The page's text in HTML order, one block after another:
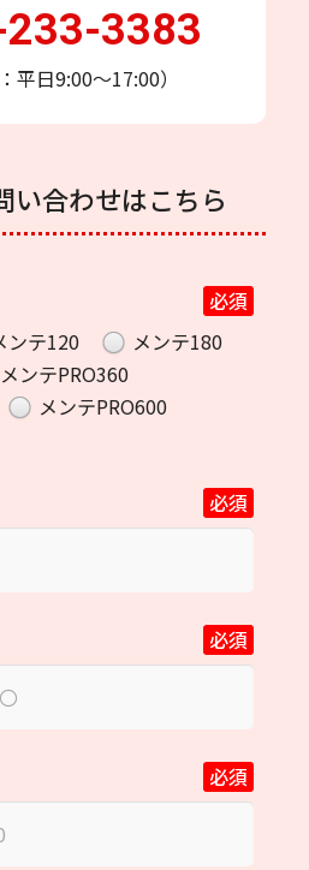
3383
平日9:00〜17:00）
い合わせはこちら
必須
ンテ120
メンテ180
メンテPRO360
メンテPRO600
必須
必須
必須